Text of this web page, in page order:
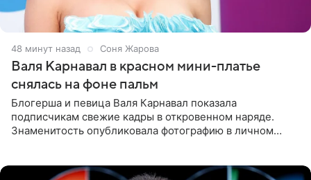
49 минут назад Соня Жарова
Валя Карнавал в красном мини-платье
снялась на фоне пальм
Блогерша и певица Валя Карнавал показала
подписчикам свежие кадры в откровенном наряде.
Знаменитость опубликовала фотографию в личном